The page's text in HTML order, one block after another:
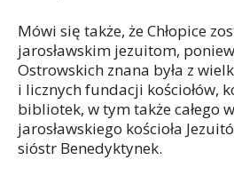
Mówi się także, że Chłopice
jarosławskim jezuitom,
Ostrowskich znana była z
i licznych fundacji kościołów,
bibliotek, w tym także całego
jarosławskiego kościoła
sióstr Benedyktynek.